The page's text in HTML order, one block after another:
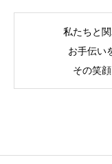
私たちと
お手伝い
その笑